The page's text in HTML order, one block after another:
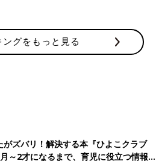
ングをもっと見る
がズバリ！解決する本『ひよこクラブ
～2才になるまで、育児に役立つ情報が